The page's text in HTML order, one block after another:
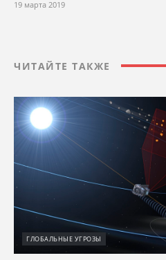
19 марта 2019
ЧИТАЙТЕ ТАКЖЕ
ГЛОБАЛЬНЫЕ УГРОЗЫ